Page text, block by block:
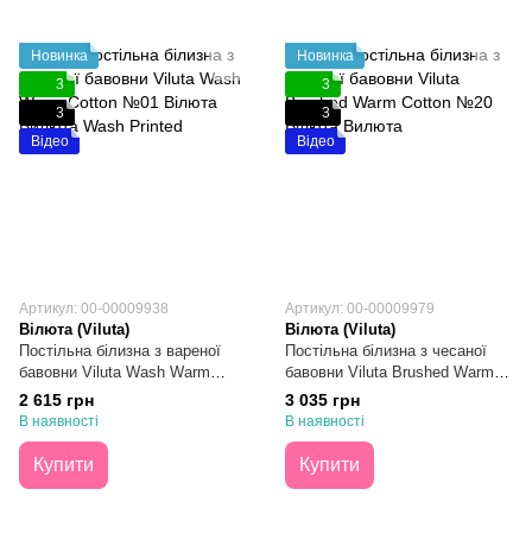
Новинка
3
3
Відео
Артикул: 00-00009938
Вілюта (Viluta)
Постільна білизна з вареної
бавовни Viluta Wash Warm
Cotton №01 Сімейна
2 615 грн
В наявності
Купити
Новинка
3
3
Відео
Артикул: 00-00009979
Вілюта (Viluta)
Постільна білизна з чесаної
бавовни Viluta Brushed Warm
Cotton №20 Євро
3 035 грн
В наявності
Купити